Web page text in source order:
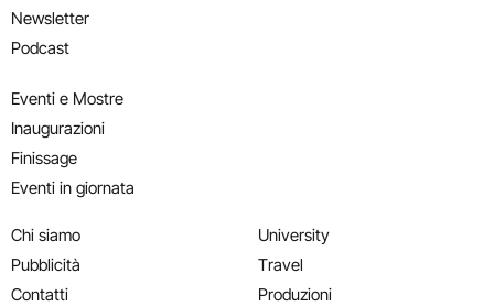
Newsletter
Podcast
Eventi e Mostre
Inaugurazioni
Finissage
Eventi in giornata
Chi siamo
Pubblicità
Contatti
University
Travel
Produzioni